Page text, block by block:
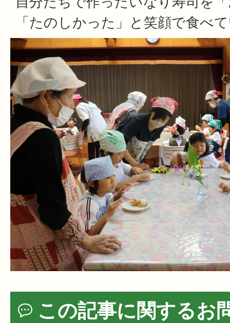
「たのしかった」と笑顔で食べ
この記事に関するお